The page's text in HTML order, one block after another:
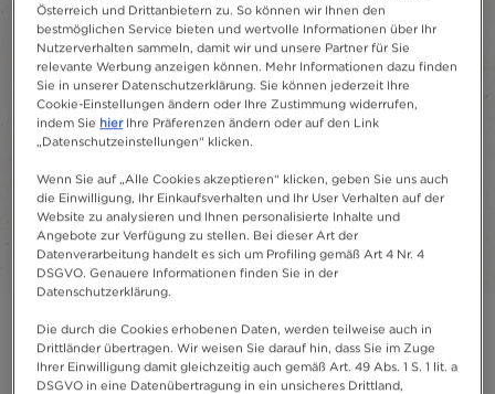
Eine Bewertung schreiben
Ein erfrischendes Eiskaffee-Erlebnis, einfach
zubereitet mit kalter fettarmer Milch.
Zu Favoriten hinzufügen
10
Österreich und Drittanbietern zu. So können wir Ihnen den
bestmöglichen Service bieten und wertvolle Informationen über Ihr
Nutzerverhalten sammeln, damit wir und unsere Partner für Sie
relevante Werbung anzeigen können. Mehr Informationen dazu finden
Sie in unserer Datenschutzerklärung. Sie können jederzeit Ihre
Cookie-Einstellungen ändern oder Ihre Zustimmung widerrufen,
indem Sie hierIhre Präferenzen ändern oder auf den Link
„Datenschutzeinstellungen“ klicken.
Wenn Sie auf „Alle Cookies akzeptieren“ klicken, geben Sie uns auch
die Einwilligung, Ihr Einkaufsverhalten und Ihr User Verhalten auf der
Website zu analysieren und Ihnen personalisierte Inhalte und
Angebote zur Verfügung zu stellen. Bei dieser Art der
Datenverarbeitung handelt es sich um Profiling gemäß Art 4 Nr. 4
DSGVO. Genauere Informationen finden Sie in der
Datenschutzerklärung.
Die durch die Cookies erhobenen Daten, werden teilweise auch in
Drittländer übertragen. Wir weisen Sie darauf hin, dass Sie im Zuge
Ihrer Einwilligung damit gleichzeitig auch gemäß Art. 49 Abs. 1 S. 1 lit. a
DSGVO in eine Datenübertragung in ein unsicheres Drittland,